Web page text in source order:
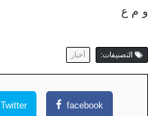
و م ع
التصنيفات: أخبار
facebook
Twitter